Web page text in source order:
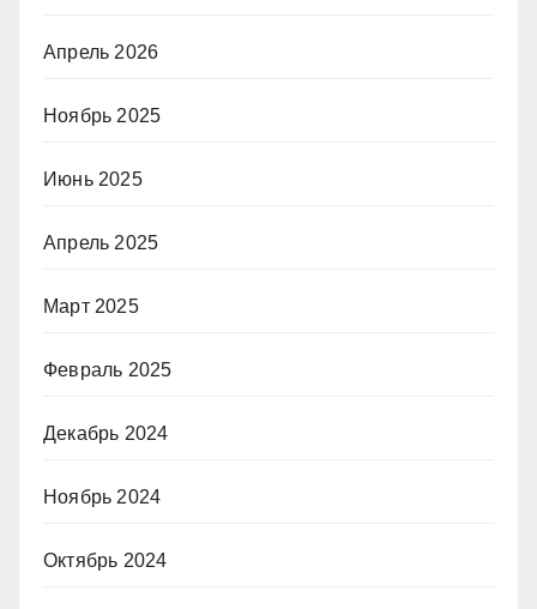
Апрель 2026
Ноябрь 2025
Июнь 2025
Апрель 2025
Март 2025
Февраль 2025
Декабрь 2024
Ноябрь 2024
Октябрь 2024